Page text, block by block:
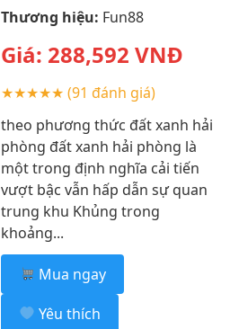
Thương hiệu: Fun88
Giá: 288,592 VNĐ
★★★★★ (91 đánh giá)
theo phương thức đất xanh hải
phòng đất xanh hải phòng là
một trong định nghĩa cải tiến
vượt bậc vẫn hấp dẫn sự quan
trung khu Khủng trong
khoảng...
Mua ngay
Yêu thích